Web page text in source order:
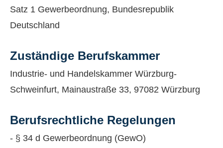
Satz 1 Gewerbeordnung, Bundesrepublik
Deutschland
Zuständige Berufskammer
Industrie- und Handelskammer Würzburg-
Schweinfurt, Mainaustraße 33, 97082 Würzburg
Berufsrechtliche Regelungen
- § 34 d Gewerbeordnung (GewO)